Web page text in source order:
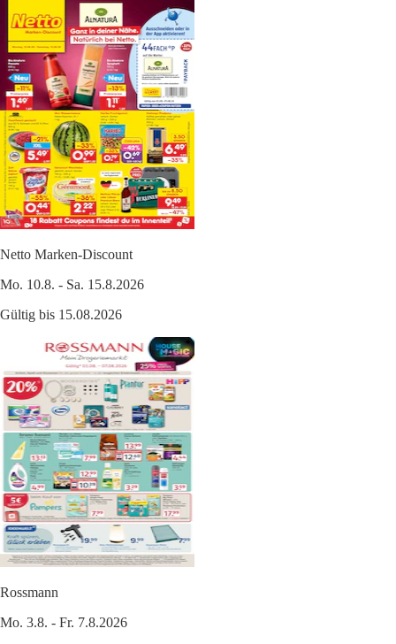
Netto Marken-Discount
Mo. 10.8. - Sa. 15.8.2026
Gültig bis 15.08.2026
Rossmann
Mo. 3.8. - Fr. 7.8.2026